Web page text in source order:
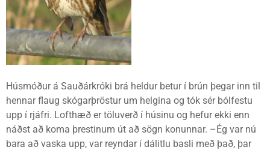
Húsmóður á Sauðárkróki brá heldur betur í brún þegar inn til
hennar flaug skógarþröstur um helgina og tók sér bólfestu
upp í rjáfri. Lofthæð er töluverð í húsinu og hefur ekki enn
náðst að koma þrestinum út að sögn konunnar. –Ég var nú
bara að vaska upp, var reyndar í dálitlu basli með það, þar